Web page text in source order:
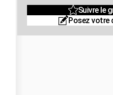
Suivre le
Posez votre